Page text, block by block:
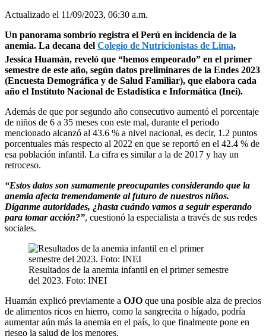
Actualizado el 11/09/2023, 06:30 a.m.
Un panorama sombrío registra el Perú en incidencia de la
anemia. La decana del Colegio de Nutricionistas de Lima,
Jessica Huamán, reveló que “hemos empeorado” en el primer
semestre de este año, según datos preliminares de la Endes 2023
(Encuesta Demográfica y de Salud Familiar), que elabora cada
año el Instituto Nacional de Estadística e Informática (Inei).
Además de que por segundo año consecutivo aumentó el porcentaje
de niños de 6 a 35 meses con este mal, durante el periodo
mencionado alcanzó al 43.6 % a nivel nacional, es decir, 1.2 puntos
porcentuales más respecto al 2022 en que se reportó en el 42.4 % de
esa población infantil. La cifra es similar a la de 2017 y hay un
retroceso.
“Estos datos son sumamente preocupantes considerando que la
anemia afecta tremendamente al futuro de nuestros niños.
Díganme autoridades, ¿hasta cuándo vamos a seguir esperando
para tomar acción?”, cuestionó la especialista a través de sus redes
sociales.
Resultados de la anemia infantil en el primer semestre
del 2023. Foto: INEI
Huamán explicó previamente a OJO que una posible alza de precios
de alimentos ricos en hierro, como la sangrecita o hígado, podría
aumentar aún más la anemia en el país, lo que finalmente pone en
riesgo la salud de los menores.